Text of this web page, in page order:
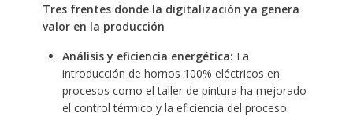
Tres frentes donde la digitalización ya genera
valor en la producción
Análisis y eficiencia energética: La
introducción de hornos 100% eléctricos en
procesos como el taller de pintura ha mejorado
el control térmico y la eficiencia del proceso.